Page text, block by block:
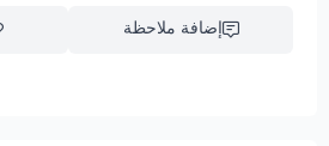
إضافة ملاحظة